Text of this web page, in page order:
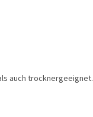
auch trocknergeeignet.